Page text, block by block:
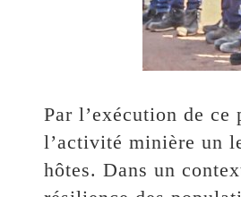
Par l’exécution de
l’activité minière un
hôtes. Dans un